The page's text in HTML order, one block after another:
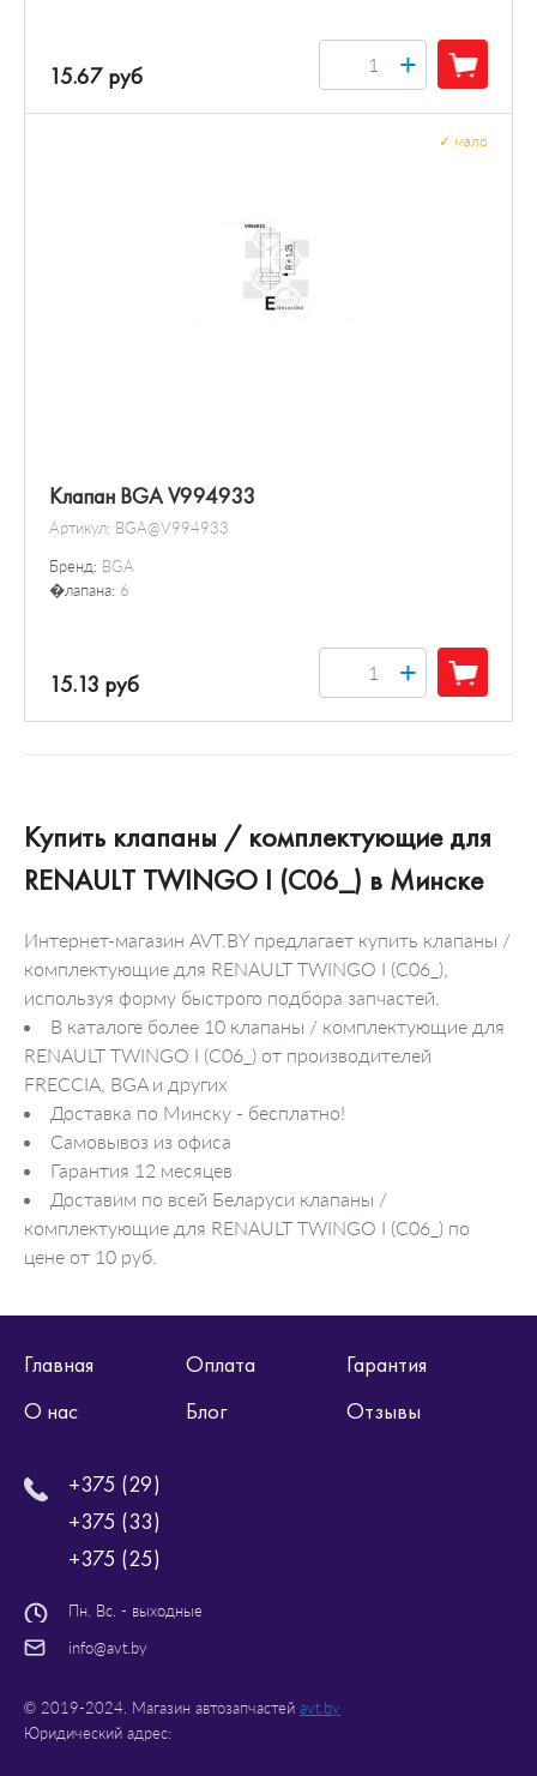
15.67 руб +
Клапан BGA V994933
Артикул: BGA@V994933
Бренд: BGA
�лапана: 6
мало
15.13 руб +
Купить клапаны / комплектующие для
RENAULT TWINGO I (C06_) в Минске
Интернет-магазин AVT.BY предлагает купить клапаны /
комплектующие для RENAULT TWINGO I (C06_),
используя форму быстрого подбора запчастей.
В каталоге более 10 клапаны / комплектующие для
RENAULT TWINGO I (C06_) от производителей
FRECCIA, BGA и других
Доставка по Минску - бесплатно!
Самовывоз из офиса
Гарантия 12 месяцев
Доставим по всей Беларуси клапаны /
комплектующие для RENAULT TWINGO I (C06_) по
цене от 10 руб.
Главная Оплата
Гарантия
О нас
Блог Отзывы
+375 (29)
+375 (33)
+375 (25)
Пн. Вс. - выходные
info@avt.by
© 2019-2024. Магазин автозапчастей avt.by
Юридический адрес: